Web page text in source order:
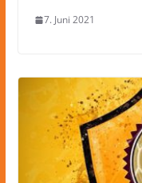
7. Juni 2021